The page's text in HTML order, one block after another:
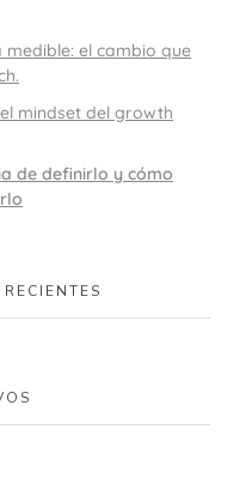
el cambio que
mindset del growth
de definirlo y cómo